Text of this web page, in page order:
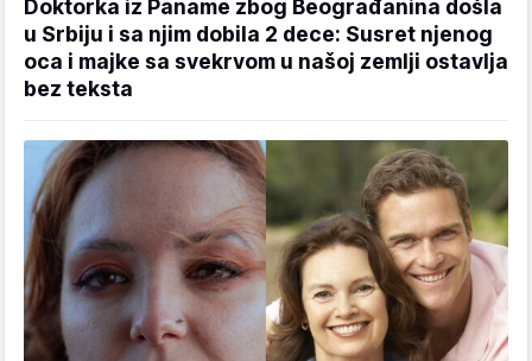
Doktorka iz Paname zbog Beograđanina došla
u Srbiju i sa njim dobila 2 dece: Susret njenog
oca i majke sa svekrvom u našoj zemlji ostavlja
bez teksta